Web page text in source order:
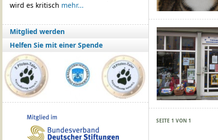
wird es kritisch mehr...
Mitglied werden
Helfen Sie mit einer Spende
SEITE 1 VON 1